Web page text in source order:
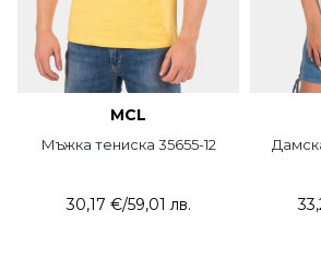
MCL
Мъжка тениска 35655-12
30,17 €/59,01 лв.